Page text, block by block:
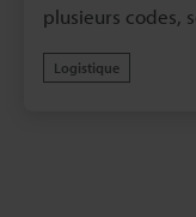
plusieurs codes,
codes à une
Logistique